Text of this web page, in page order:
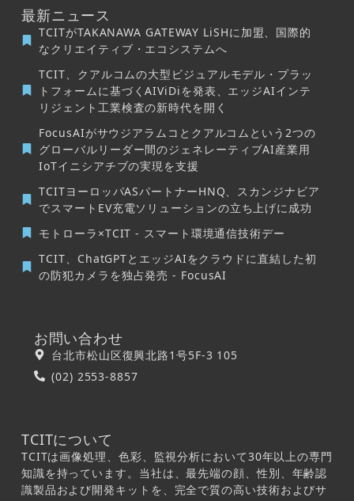
TCITについて
TCITは画像処理、色彩、監視分析において30年以上の専門
知識を持っています。当社は、最先端の顔、性別、年齢認
識製品および開発キットを、完全で質の高い技術およびサ
最新ニュース
TCITがTAKANAWA GATEWAY LiSHに加盟、国際的
なクリエイティブ・エコシステムへ
TCIT、クアルコムの大型ビジュアルモデル・プラッ
トフォームに基づくAIViDiを発表、エッジAIインテ
リジェント工業検査の新時代を開く
FocusAIがサウジアラムコとクアルコムという2つの
グローバルリーダー間のジェネレーティブAI産業用
IoTイニシアチブの実現を支援
TCITヨーロッパASパートナーHNQ、スカンジナビア
でスマートEV充電ソリューションの立ち上げに成功
モトローラ×TCIT - スマート環境通信技術デー
TCIT、ChatGPTとエッジAIをクラウドに直結した初
の防犯カメラを独占発売 - FocusAI
お問い合わせ
台北市松山区復興北路1号5F-3 105
(02) 2553-8857